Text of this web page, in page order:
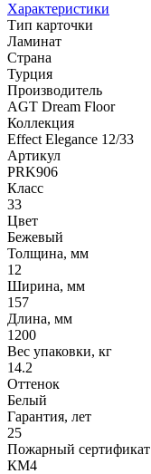
Характеристики
Тип карточки
Ламинат
Страна
Турция
Производитель
AGT Dream Floor
Коллекция
Effect Elegance 12/33
Артикул
PRK906
Класс
33
Цвет
Бежевый
Толщина, мм
12
Ширина, мм
157
Длина, мм
1200
Вес упаковки, кг
14.2
Оттенок
Белый
Гарантия, лет
25
Пожарный сертификат
КМ4